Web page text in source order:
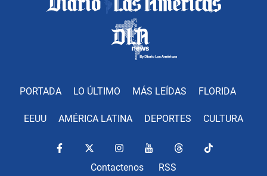
PORTADA LO ÚLTIMO MÁS LEÍDAS FLORIDA
EEUU AMÉRICA LATINA DEPORTES CULTURA
Contactenos RSS